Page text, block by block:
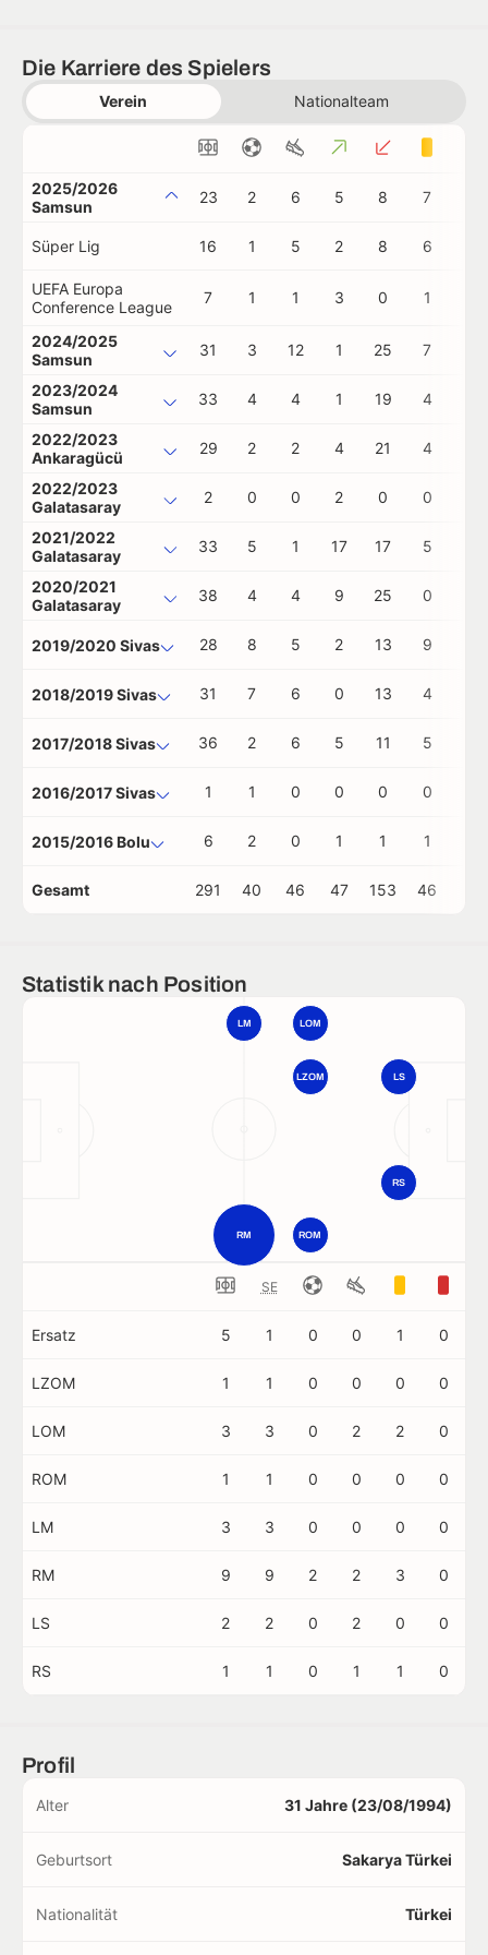
Die Karriere des Spielers
Verein Nationalteam
2025/2026
Samsun
23 2 6 5 8 7
Süper Lig 16 1 5 2 8 6
UEFA Europa
Conference League
7 1 1 3 0 1
2024/2025
Samsun
31 3 12 1 25 7
2023/2024
Samsun
33 4 4 1 19 4
2022/2023
Ankaragücü
29 2 2 4 21 4
2022/2023
Galatasaray
2 0 0 2 0 0
2021/2022
Galatasaray
33 5 1 17 17 5
2020/2021
Galatasaray
38 4 4 9 25 0
2019/2020 Sivas 28 8 5 2 13 9
2018/2019 Sivas 31 7 6 0 13 4
2017/2018 Sivas 36 2 6 5 11 5
2016/2017 Sivas 1 1 0 0 0 0
2015/2016 Bolu 6 2 0 1 1 1
Gesamt 291 40 46 47 153 46
Statistik nach Position
RM
LOM
LM
LS
LZOM
ROM
RS
SE
Ersatz 5 1 0 0 1 0
LZOM 1 1 0 0 0 0
LOM 3 3 0 2 2 0
ROM 1 1 0 0 0 0
LM 3 3 0 0 0 0
RM 9 9 2 2 3 0
LS 2 2 0 2 0 0
RS 1 1 0 1 1 0
Profil
Alter 31 Jahre (23/08/1994)
Geburtsort Sakarya Türkei
Nationalität Türkei